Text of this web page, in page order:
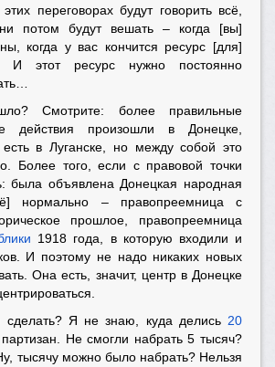
переговорах будут говорить всё,
потом будут вешать – когда [вы]
когда у вас кончится ресурс [для]
И этот ресурс нужно постоянно
Смотрите: более правильные
действия произошли в Донецке,
в Луганске, но между собой это
Более того, если с правовой точки
была объявлена Донецкая народная
нормально – правопреемница с
прошлое, правопреемница
1918 года, в которую входили и
И поэтому не надо никаких новых
Она есть, значит, центр в Донецке
Я не знаю, куда делись 20
партизан. Не смогли набрать 5 тысяч?
тысячу можно было набрать? Нельзя